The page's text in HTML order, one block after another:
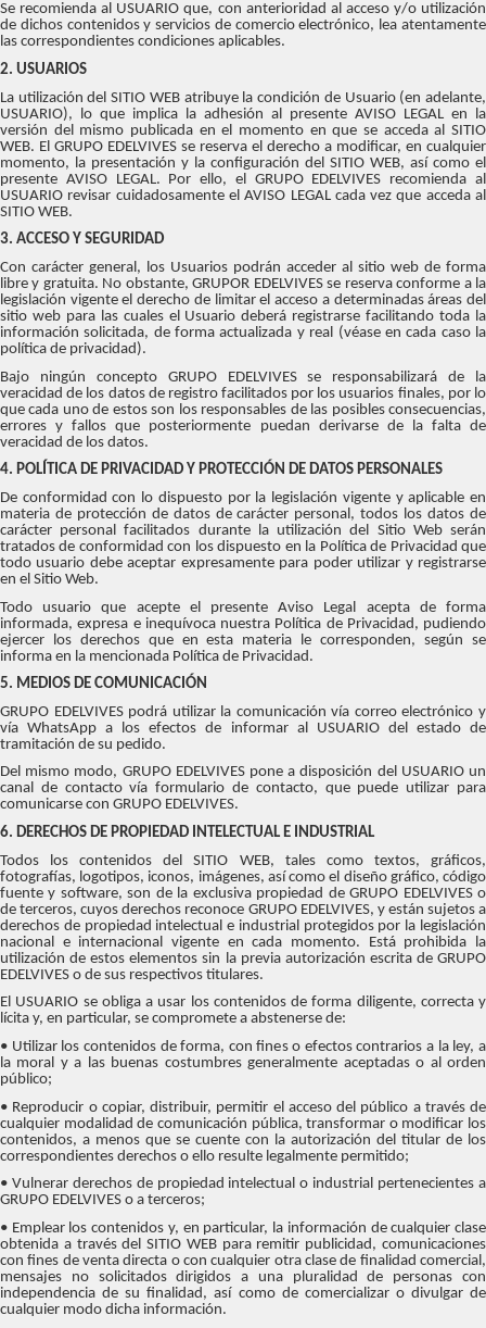
Se recomienda al USUARIO que, con anterioridad al acceso y/o utilización
de dichos contenidos y servicios de comercio electrónico, lea atentamente
las correspondientes condiciones aplicables.
2. USUARIOS
La utilización del SITIO WEB atribuye la condición de Usuario (en adelante,
USUARIO), lo que implica la adhesión al presente AVISO LEGAL en la
versión del mismo publicada en el momento en que se acceda al SITIO
WEB. El GRUPO EDELVIVES se reserva el derecho a modificar, en cualquier
momento, la presentación y la configuración del SITIO WEB, así como el
presente AVISO LEGAL. Por ello, el GRUPO EDELVIVES recomienda al
USUARIO revisar cuidadosamente el AVISO LEGAL cada vez que acceda al
SITIO WEB.
3. ACCESO Y SEGURIDAD
Con carácter general, los Usuarios podrán acceder al sitio web de forma
libre y gratuita. No obstante, GRUPOR EDELVIVES se reserva conforme a la
legislación vigente el derecho de limitar el acceso a determinadas áreas del
sitio web para las cuales el Usuario deberá registrarse facilitando toda la
información solicitada, de forma actualizada y real (véase en cada caso la
política de privacidad).
Bajo ningún concepto GRUPO EDELVIVES se responsabilizará de la
veracidad de los datos de registro facilitados por los usuarios finales, por lo
que cada uno de estos son los responsables de las posibles consecuencias,
errores y fallos que posteriormente puedan derivarse de la falta de
veracidad de los datos.
4. POLÍTICA DE PRIVACIDAD Y PROTECCIÓN DE DATOS PERSONALES
De conformidad con lo dispuesto por la legislación vigente y aplicable en
materia de protección de datos de carácter personal, todos los datos de
carácter personal facilitados durante la utilización del Sitio Web serán
tratados de conformidad con los dispuesto en la Política de Privacidad que
todo usuario debe aceptar expresamente para poder utilizar y registrarse
en el Sitio Web.
Todo usuario que acepte el presente Aviso Legal acepta de forma
informada, expresa e inequívoca nuestra Política de Privacidad, pudiendo
ejercer los derechos que en esta materia le corresponden, según se
informa en la mencionada Política de Privacidad.
5. MEDIOS DE COMUNICACIÓN
GRUPO EDELVIVES podrá utilizar la comunicación vía correo electrónico y
vía WhatsApp a los efectos de informar al USUARIO del estado de
tramitación de su pedido.
Del mismo modo, GRUPO EDELVIVES pone a disposición del USUARIO un
canal de contacto vía formulario de contacto, que puede utilizar para
comunicarse con GRUPO EDELVIVES.
6. DERECHOS DE PROPIEDAD INTELECTUAL E INDUSTRIAL
Todos los contenidos del SITIO WEB, tales como textos, gráficos,
fotografías, logotipos, iconos, imágenes, así como el diseño gráfico, código
fuente y software, son de la exclusiva propiedad de GRUPO EDELVIVES o
de terceros, cuyos derechos reconoce GRUPO EDELVIVES, y están sujetos a
derechos de propiedad intelectual e industrial protegidos por la legislación
nacional e internacional vigente en cada momento. Está prohibida la
utilización de estos elementos sin la previa autorización escrita de GRUPO
EDELVIVES o de sus respectivos titulares.
El USUARIO se obliga a usar los contenidos de forma diligente, correcta y
lícita y, en particular, se compromete a abstenerse de:
• Utilizar los contenidos de forma, con fines o efectos contrarios a la ley, a
la moral y a las buenas costumbres generalmente aceptadas o al orden
público;
• Reproducir o copiar, distribuir, permitir el acceso del público a través de
cualquier modalidad de comunicación pública, transformar o modificar los
contenidos, a menos que se cuente con la autorización del titular de los
correspondientes derechos o ello resulte legalmente permitido;
• Vulnerar derechos de propiedad intelectual o industrial pertenecientes a
GRUPO EDELVIVES o a terceros;
• Emplear los contenidos y, en particular, la información de cualquier clase
obtenida a través del SITIO WEB para remitir publicidad, comunicaciones
con fines de venta directa o con cualquier otra clase de finalidad comercial,
mensajes no solicitados dirigidos a una pluralidad de personas con
independencia de su finalidad, así como de comercializar o divulgar de
cualquier modo dicha información.